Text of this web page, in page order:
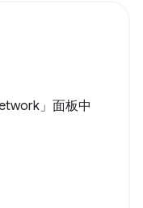
」面板中